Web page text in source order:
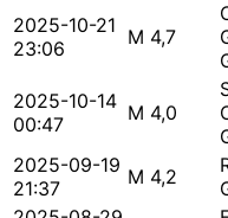
2025-10-21
23:06
M 4,7
2025-10-14
00:47
M 4,0
2025-09-19
21:37
M 4,2